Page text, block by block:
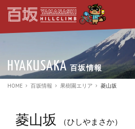
HYAKUSAKA 百坂情報
HOME 百坂情報 果樹園エリア 菱山坂
菱山坂 （ひしやまさか）